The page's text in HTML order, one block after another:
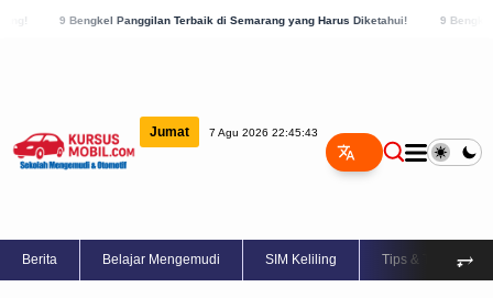
Panggilan Terbaik di Semarang yang Harus Diketahui! 9 Bengkel Panggilan
Jumat 7 Agu 2026 22:45:44
Berita Belajar Mengemudi SIM Keliling Tips & Trik ⥅